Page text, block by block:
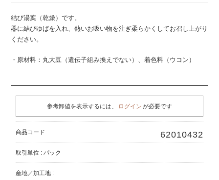
結び湯葉（乾燥）です。
器に結びゆばを入れ、熱いお吸い物を注ぎ柔らかくしてお召し上がり
ください。
・原材料：丸大豆（遺伝子組み換えでない）、着色料（ウコン）
参考卸値を表示するには、 ログイン が必要です
商品コード 62010432
取引単位 : パック
産地／加工地 :